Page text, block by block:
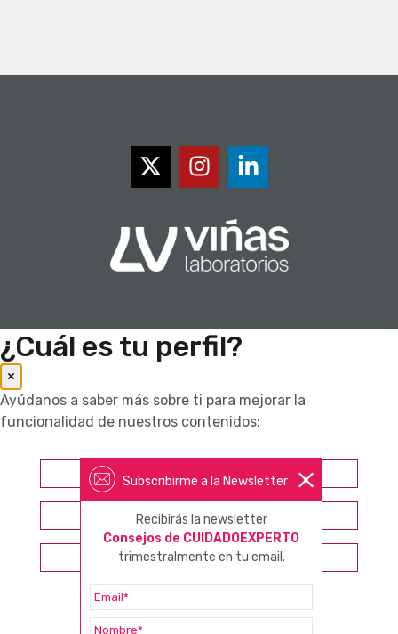
Subscribirme a la Newsletter
Recibirás la newsletter
Consejos de CUIDADOEXPERTO
trimestralmente en tu email.
¿Cuál es tu perfil?
×
Ayúdanos a saber más sobre ti para mejorar la
funcionalidad de nuestros contenidos:
Farmacéutico
Otros profesionales sanitarios
Consumidor